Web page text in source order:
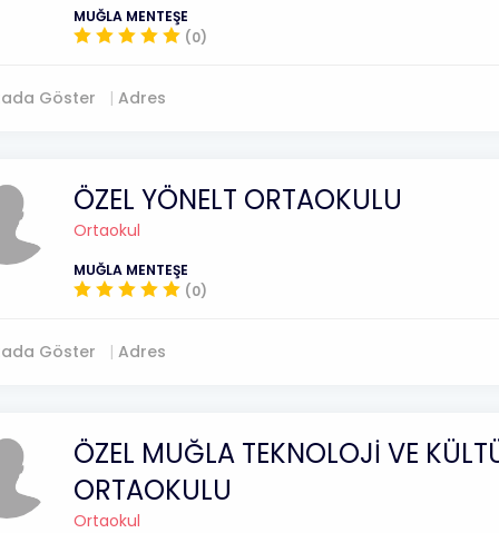
MUĞLA MENTEŞE
(0)
Göster Adres
ÖZEL YÖNELT ORTAOKULU
Ortaokul
MUĞLA MENTEŞE
(0)
Göster Adres
ÖZEL MUĞLA TEKNOLOJİ VE
ORTAOKULU
Ortaokul